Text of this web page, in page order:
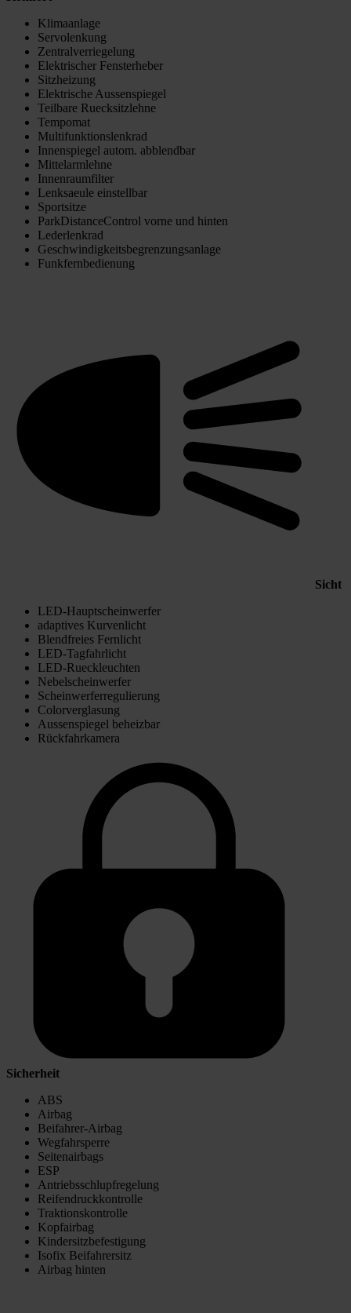
Klimaanlage
Servolenkung
Zentralverriegelung
Elektrischer Fensterheber
Sitzheizung
Elektrische Aussenspiegel
Teilbare Ruecksitzlehne
Tempomat
Multifunktionslenkrad
Innenspiegel autom. abblendbar
Mittelarmlehne
Innenraumfilter
Lenksaeule einstellbar
Sportsitze
ParkDistanceControl vorne und hinten
Lederlenkrad
Geschwindigkeitsbegrenzungsanlage
Funkfernbedienung
Sicht
LED-Hauptscheinwerfer
adaptives Kurvenlicht
Blendfreies Fernlicht
LED-Tagfahrlicht
LED-Rueckleuchten
Nebelscheinwerfer
Scheinwerferregulierung
Colorverglasung
Aussenspiegel beheizbar
Rückfahrkamera
Sicherheit
ABS
Airbag
Beifahrer-Airbag
Wegfahrsperre
Seitenairbags
ESP
Antriebsschlupfregelung
Reifendruckkontrolle
Traktionskontrolle
Kopfairbag
Kindersitzbefestigung
Isofix Beifahrersitz
Airbag hinten